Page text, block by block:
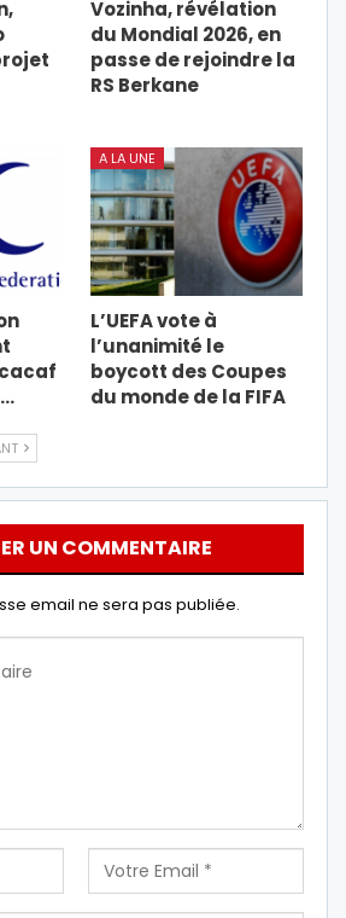
Vozinha, révélation
du Mondial 2026, en
passe de rejoindre la
RS Berkane
A LA UNE
L’UEFA vote à
l’unanimité le
boycott des Coupes
du monde de la FIFA
UN COMMENTAIRE
email ne sera pas publiée.